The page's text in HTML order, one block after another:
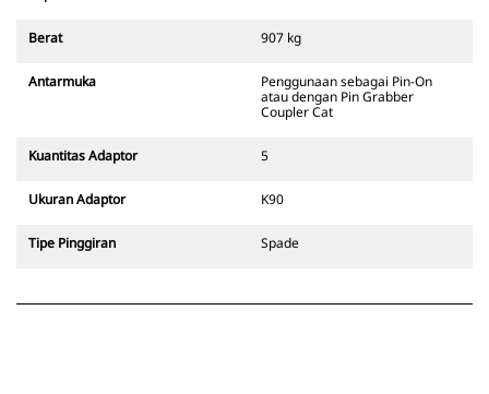
bertrack 311-352 dan semua
coupler juga tersedia.
Attachment yang kompatibel
CW menggunakan engsel quick
Khusus CW memiliki sistem
memastikan attachment selalu
semua excavator bertrack dan
Berat 907 kg
Antarmuka
Penggunaan sebagai Pin-On
atau dengan Pin Grabber
Coupler Cat
Kuantitas Adaptor 5
Ukuran Adaptor K90
Tipe Pinggiran Spade